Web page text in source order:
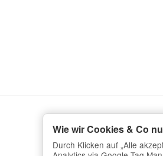
Wie wir Cookies & Co
Durch Klicken auf „Alle